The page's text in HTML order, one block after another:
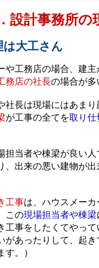
設計事務所の
は大工さん
や工務店の場合、建
務店の社長の場合が
社長は現場にはあま
が工事の全てを取り仕
担当者や棟梁が良い
、出来の悪い建物が
工事は、ハウスメー
この現場担当者や棟梁
工事をしたくてやっ
があったりして、起
す。）